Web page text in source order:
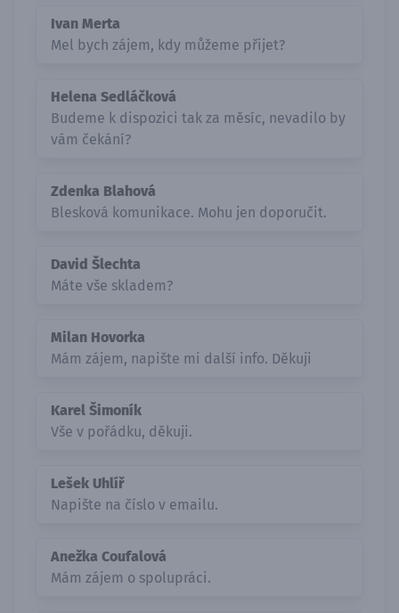
Ivan Merta
Mel bych zájem, kdy můžeme přijet?
Helena Sedláčková
Budeme k dispozici tak za měsíc, nevadilo by
vám čekání?
Zdenka Blahová
Blesková komunikace. Mohu jen doporučit.
David Šlechta
Máte vše skladem?
Milan Hovorka
Mám zájem, napište mi další info. Děkuji
Karel Šimoník
Vše v pořádku, děkuji.
Lešek Uhlíř
Napište na číslo v emailu.
Anežka Coufalová
Mám zájem o spolupráci.